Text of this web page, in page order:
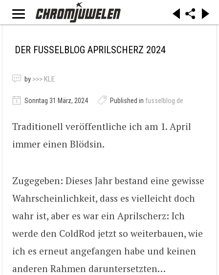
DER FUSSELBLOG APRILSCHERZ 2024
by >>> KLE
Sonntag 31 März, 2024 Published in fusselblog.de
Traditionell veröffentliche ich am 1. April
immer einen Blödsin.
Zugegeben: Dieses Jahr bestand eine gewisse
Wahrscheinlichkeit, dass es vielleicht doch
wahr ist, aber es war ein Aprilscherz: Ich
werde den ColdRod jetzt so weiterbauen, wie
ich es erneut angefangen habe und keinen
anderen Rahmen daruntersetzten…